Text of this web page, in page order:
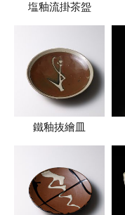
塩釉流掛茶盌
鐵釉抜繪皿